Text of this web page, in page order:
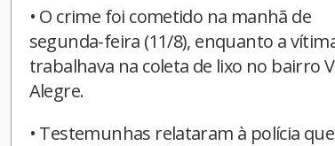
• O crime foi cometido na manhã de
segunda-feira (11/8), enquanto a
trabalhava na coleta de lixo no bairro
Alegre.
• Testemunhas relataram à polícia que